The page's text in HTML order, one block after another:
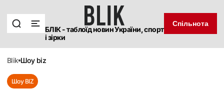
БЛІК - таблоїд новин України, спорт
і зірки
Спільнота
blik шоу biz
Шоу BIZ